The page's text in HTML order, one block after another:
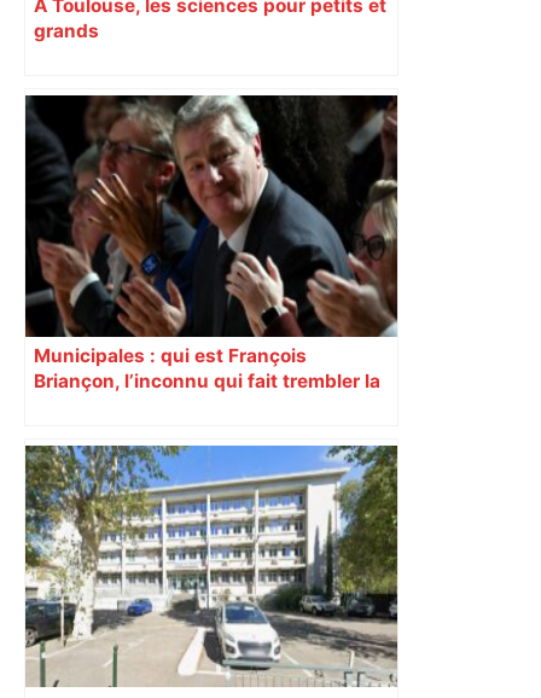
À Toulouse, les sciences pour petits et
grands
Municipales : qui est François
Briançon, l’inconnu qui fait trembler la